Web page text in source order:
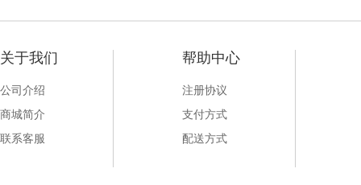
关于我们
公司介绍
商城简介
联系客服
帮助中心
注册协议
支付方式
配送方式